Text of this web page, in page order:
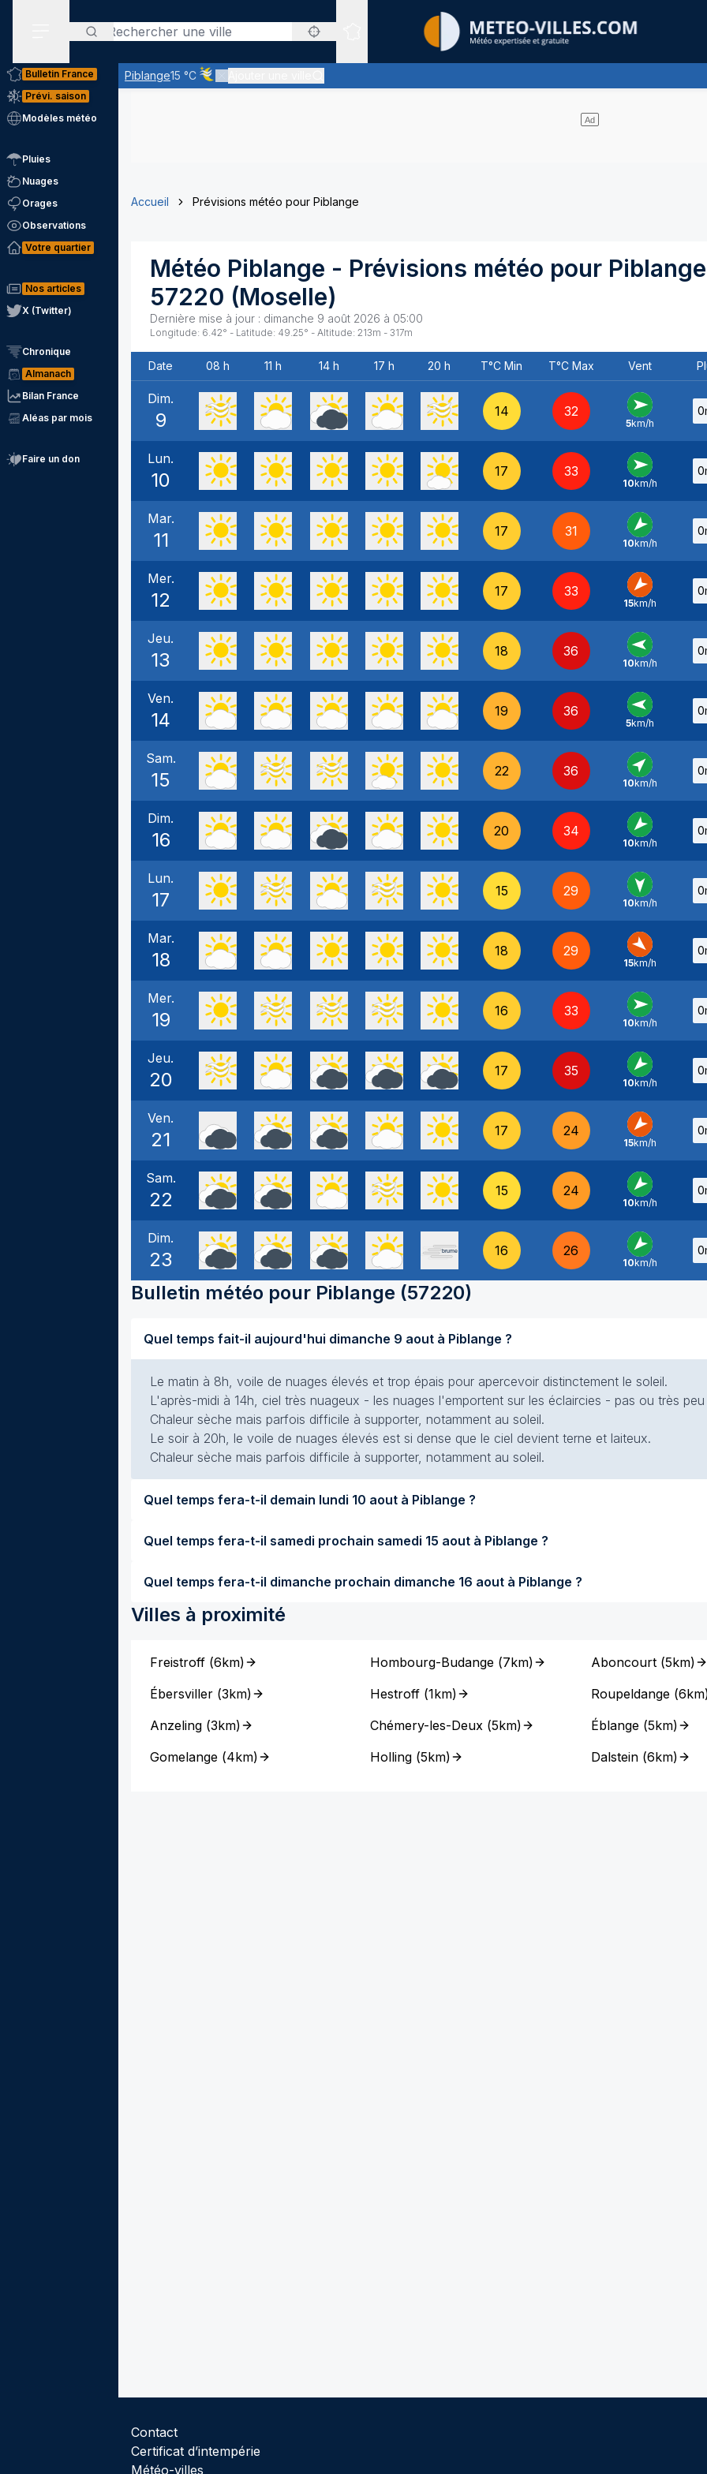
Rechercher
Sites expertis&eacute;s
Piblange15 °C
Ciel voilé par des nuages d'altitude, ternissant plus ou moins l'éclat du soleil
Bulletin France
Prévi. saison
Modèles météo
Pluies
Nuages
Orages
Observations
Votre quartier
Nos articles
X (Twitter)
Chronique
Almanach
Bilan France
Aléas par mois
Faire un don
Accueil Prévisions météo pour Piblange
Météo Piblange - Prévisions météo pour Piblange
57220 (Moselle)
Dernière mise à jour : dimanche 9 août 2026 à 05:00
Longitude: 6.42° - Latitude: 49.25° - Altitude: 213m - 317m
Date 08 h 11 h 14 h 17 h 20 h T°C Min T°C Max Vent
Dim.
9 14 32
O -
5km/h
Lun.
10 17 33
O -
10km/h
Mar.
11 17 31
NE -
10km/h
Mer.
12 17 33
NE -
15km/h
Jeu.
13 18 36
E -
10km/h
Ven.
14 19 36
E -
5km/h
Sam.
15 22 36
SO -
10km/h
Dim.
16 20 34
NE -
10km/h
Lun.
17 15 29
N -
10km/h
Mar.
18 18 29
NO
15km/h
Mer.
19 16 33
O -
10km/h
Jeu.
20 17 35
NE -
10km/h
Ven.
21 17 24
NE -
15km/h
Sam.
22 15 24
NE -
10km/h
Dim.
23 16 26
NE -
10km/h
Bulletin météo pour Piblange (57220)
Quel temps fait-il aujourd'hui dimanche 9 aout à Piblange ?
Le matin à 8h, voile de nuages élevés et trop épais pour apercevoir distinctement le soleil.
L'après-midi à 14h, ciel très nuageux - les nuages l'emportent sur les éclaircies - pas ou très
Chaleur sèche mais parfois difficile à supporter, notamment au soleil.
Le soir à 20h, le voile de nuages élevés est si dense que le ciel devient terne et laiteux.
Chaleur sèche mais parfois difficile à supporter, notamment au soleil.
Quel temps fera-t-il demain lundi 10 aout à Piblange ?
Quel temps fera-t-il samedi prochain samedi 15 aout à Piblange ?
Quel temps fera-t-il dimanche prochain dimanche 16 aout à Piblange ?
Villes à proximité
Freistroff (6km)
Ébersviller (3km)
Anzeling (3km)
Gomelange (4km)
Hombourg-Budange (7km)
Hestroff (1km)
Chémery-les-Deux (5km)
Holling (5km)
Aboncourt(5km)
Roupeldange(6km
Éblange(5km)
Dalstein(6km)
Contact
Certificat d’intempérie
Météo-villes